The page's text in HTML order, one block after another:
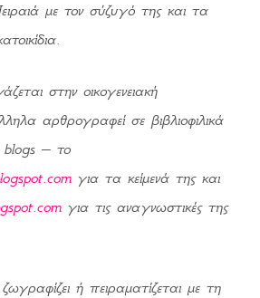
με τον σύζυγό της και τα
στην οικογενειακή
αρθρογραφεί σε βιβλιοφιλικά
blogs – το
για τα κείμενά της και
για τις αναγνωστικές της
ή πειραματίζεται με τη